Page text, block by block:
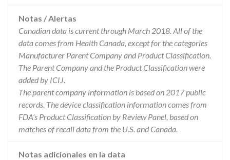
Notas / Alertas
Canadian data is current through March 2018. All of the
data comes from Health Canada, except for the categories
Manufacturer Parent Company and Product Classification.
The Parent Company and the Product Classification were
added by ICIJ.
The parent company information is based on 2017 public
records. The device classification information comes from
FDA’s Product Classification by Review Panel, based on
matches of recall data from the U.S. and Canada.
Notas adicionales en la data